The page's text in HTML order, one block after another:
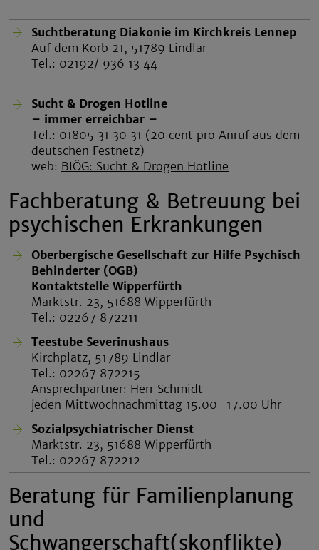
Suchtberatung Diakonie im Kirchkreis Lennep
Auf dem Korb 21, 51789 Lindlar
Tel.: 02192/ 936 13 44
Sucht & Drogen Hotline
– immer erreichbar –
Tel.: 01805 31 30 31 (20 cent pro Anruf aus dem
deutschen Festnetz)
web: BIÖG: Sucht & Drogen Hotline
Fachberatung & Betreuung bei
psychischen Erkrankungen
Oberbergische Gesellschaft zur Hilfe Psychisch
Behinderter (OGB)
Kontaktstelle Wipperfürth
Marktstr. 23, 51688 Wipperfürth
Tel.: 02267 872211
Teestube Severinushaus
Kirchplatz, 51789 Lindlar
Tel.: 02267 872215
Ansprechpartner: Herr Schmidt
jeden Mittwochnachmittag 15.00–17.00 Uhr
Sozialpsychiatrischer Dienst
Marktstr. 23, 51688 Wipperfürth
Tel.: 02267 872212
Beratung für Familienplanung
und
Schwangerschaft(skonflikte)